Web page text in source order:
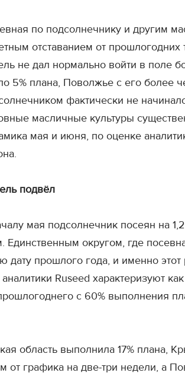
по подсолнечнику и другим
отставанием от
не дал нормально войти в поле
5% плана, Поволжье с его более
фактически не
масличные культуры
мая и июня, по оценке
подвёл
мая подсолнечник посеян на
Единственным округом, где
дату прошлого года, и именно
Ruseed характеризуют
с 60% выполнения
область выполнила 17% плана,
графика на две-три недели, а